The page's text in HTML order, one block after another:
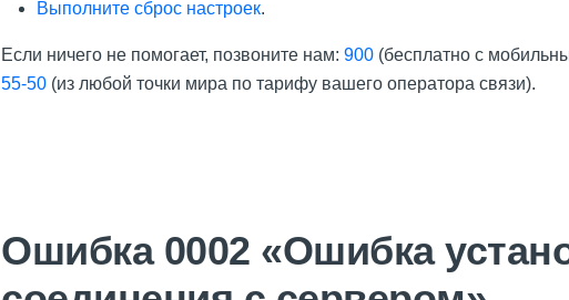
Выполните сброс настроек.
Если ничего не помогает, позвоните нам: 900 (бесплатно с
55-50 (из любой точки мира по тарифу вашего оператора связи).
Ошибка 0002 «Ошибка